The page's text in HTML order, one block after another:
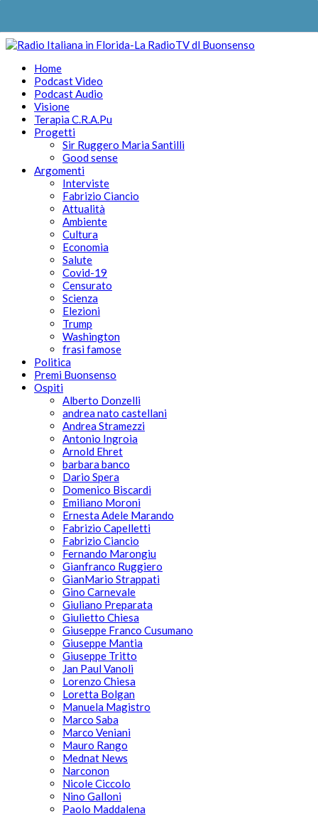
Home
Podcast Video
Podcast Audio
Visione
Terapia C.R.A.Pu
Progetti
Sir Ruggero Maria Santilli
Good sense
Argomenti
Interviste
Fabrizio Ciancio
Attualità
Ambiente
Cultura
Economia
Salute
Covid-19
Censurato
Scienza
Elezioni
Trump
Washington
frasi famose
Politica
Premi Buonsenso
Ospiti
Alberto Donzelli
andrea nato castellani
Andrea Stramezzi
Antonio Ingroia
Arnold Ehret
barbara banco
Dario Spera
Domenico Biscardi
Emiliano Moroni
Ernesta Adele Marando
Fabrizio Capelletti
Fabrizio Ciancio
Fernando Marongiu
Gianfranco Ruggiero
GianMario Strappati
Gino Carnevale
Giuliano Preparata
Giulietto Chiesa
Giuseppe Franco Cusumano
Giuseppe Mantia
Giuseppe Tritto
Jan Paul Vanoli
Lorenzo Chiesa
Loretta Bolgan
Manuela Magistro
Marco Saba
Marco Veniani
Mauro Rango
Mednat News
Narconon
Nicole Ciccolo
Nino Galloni
Paolo Maddalena